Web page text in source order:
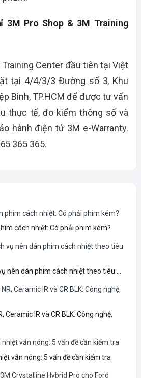
3M Pro Shop & 3M Training
Training Center đầu tiên tại Việt
tại 4/4/3/3 Đường số 3, Khu
Bình, TP.HCM để được tư vấn
thực tế, đo kiểm thông số và
hành điện tử 3M e-Warranty.
365 365.
cách nhiệt: Có phải phim kém?
nên dán phim cách nhiệt theo tiêu ...
Ceramic IR và CR BLK: Công nghệ,
vẫn nóng: 5 vấn đề cần kiểm tra